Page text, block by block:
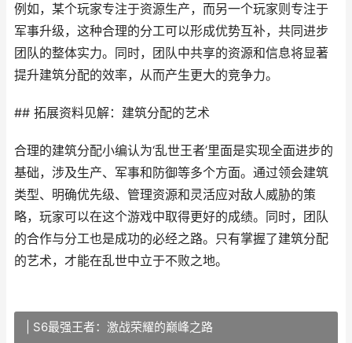
例如，某个玩家专注于资源生产，而另一个玩家则专注于
军事升级，这种合理的分工可以形成优势互补，共同进步
团队的整体实力。同时，团队中共享的资源和信息将显著
提升建筑分配的效率，从而产生更大的竞争力。
## 拓展资料见解：建筑分配的艺术
合理的建筑分配小编认为‘乱世王者’里面是实现全面进步的
基础，涉及生产、军事和防御等多个方面。通过领会建筑
类型、明确优先级、管理资源和灵活应对敌人威胁的策
略，玩家可以在这个游戏中取得更好的成绩。同时，团队
的合作与分工也是成功的必经之路。只有掌握了建筑分配
的艺术，才能在乱世中立于不败之地。
| S6最强王者：激战荣耀的巅峰之路